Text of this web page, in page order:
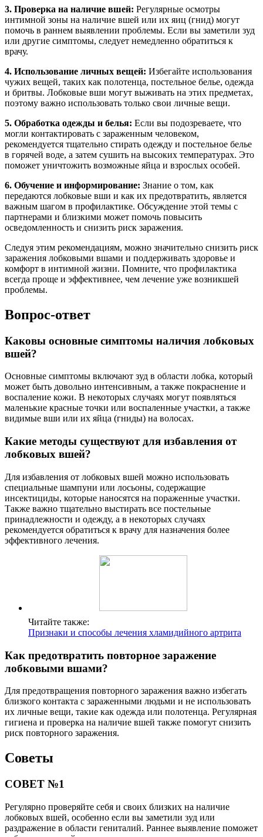
3. Проверка на наличие вшей: Регулярные осмотры
интимной зоны на наличие вшей или их яиц (гнид) могут
помочь в раннем выявлении проблемы. Если вы заметили зуд
или другие симптомы, следует немедленно обратиться к
врачу.
4. Использование личных вещей: Избегайте использования
чужих вещей, таких как полотенца, постельное белье, одежда
и бритвы. Лобковые вши могут выживать на этих предметах,
поэтому важно использовать только свои личные вещи.
5. Обработка одежды и белья: Если вы подозреваете, что
могли контактировать с зараженным человеком,
рекомендуется тщательно стирать одежду и постельное белье
в горячей воде, а затем сушить на высоких температурах. Это
поможет уничтожить возможные яйца и взрослых особей.
6. Обучение и информирование: Знание о том, как
передаются лобковые вши и как их предотвратить, является
важным шагом в профилактике. Обсуждение этой темы с
партнерами и близкими может помочь повысить
осведомленность и снизить риск заражения.
Следуя этим рекомендациям, можно значительно снизить риск
заражения лобковыми вшами и поддерживать здоровье и
комфорт в интимной жизни. Помните, что профилактика
всегда проще и эффективнее, чем лечение уже возникшей
проблемы.
Вопрос-ответ
Каковы основные симптомы наличия лобковых
вшей?
Основные симптомы включают зуд в области лобка, который
может быть довольно интенсивным, а также покраснение и
воспаление кожи. В некоторых случаях могут появляться
маленькие красные точки или воспаленные участки, а также
видимые вши или их яйца (гниды) на волосах.
Какие методы существуют для избавления от
лобковых вшей?
Для избавления от лобковых вшей можно использовать
специальные шампуни или лосьоны, содержащие
инсектициды, которые наносятся на пораженные участки.
Также важно тщательно выстирать все постельные
принадлежности и одежду, а в некоторых случаях
рекомендуется обратиться к врачу для назначения более
эффективного лечения.
Читайте также:
Признаки и способы лечения хламидийного артрита
Как предотвратить повторное заражение
лобковыми вшами?
Для предотвращения повторного заражения важно избегать
близкого контакта с зараженными людьми и не использовать
их личные вещи, такие как одежда или полотенца. Регулярная
гигиена и проверка на наличие вшей также помогут снизить
риск повторного заражения.
Советы
СОВЕТ №1
Регулярно проверяйте себя и своих близких на наличие
лобковых вшей, особенно если вы заметили зуд или
раздражение в области гениталий. Раннее выявление поможет